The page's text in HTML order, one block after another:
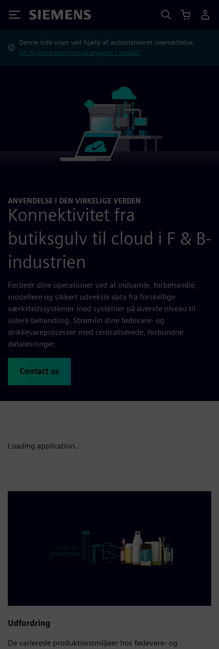
Siemens
Denne side vises ved hjælp af automatiseret oversættelse.
Vil du have den vist på engelsk i stedet?
ANVENDELSE I DEN VIRKELIGE VERDEN
Konnektivitet fra
butiksgulv til cloud i F & B-
industrien
Forbedr dine operationer ved at indsamle, forbehandle,
modellere og sikkert udveksle data fra forskellige
værkstedssystemer med systemer på øverste niveau til
videre behandling. Strømlin dine fødevare- og
drikkevareprocesser med centraliserede, forbundne
dataløsninger.
Contact us
Loading application...
Udfordring
De varierede produktionsmiljøer hos fødevare- og